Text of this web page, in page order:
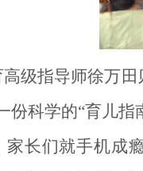
高级指导师徐万
科学的“育儿指
家长们就手机成